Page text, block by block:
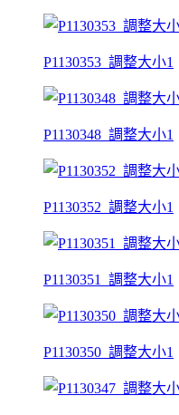
P1130353_調整大小1
P1130348_調整大小1
P1130352_調整大小1
P1130351_調整大小1
P1130350_調整大小1